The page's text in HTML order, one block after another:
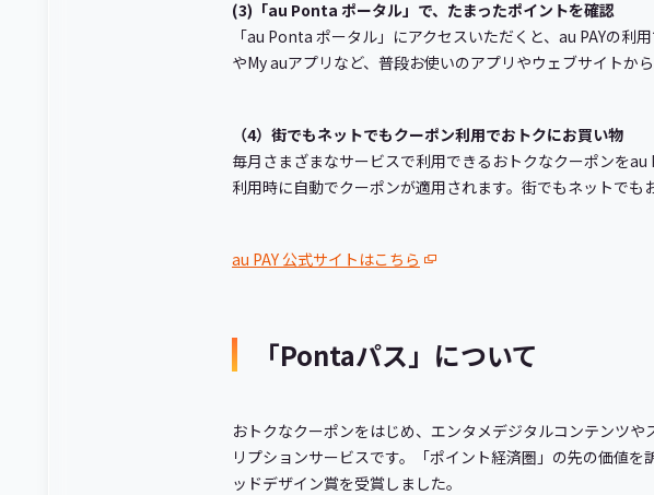
(3)「au Ponta ポータル」で、たまったポイントを確認
「au Ponta ポータル」にアクセスいただくと、au PAYの利
やMy auアプリなど、普段お使いのアプリやウェブサイトから
（4）街でもネットでもクーポン利用でおトクにお買い物
毎月さまざまなサービスで利用できるおトクなクーポンを
利用時に自動でクーポンが適用されます。街でもネットでも
au PAY 公式サイトはこちら
「Pontaパス」について
おトクなクーポンをはじめ、エンタメデジタルコンテンツ
リプションサービスです。「ポイント経済圏」の先の価値
ッドデザイン賞を受賞しました。